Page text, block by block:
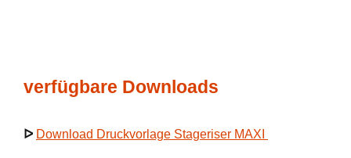
verfügbare Downloads
ᐅ Download Druckvorlage Stageriser MAXI